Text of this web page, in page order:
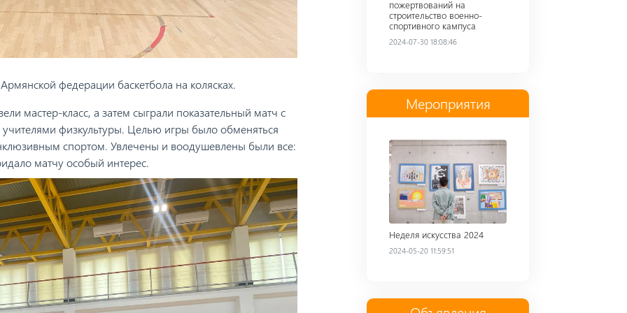
федерации баскетбола на колясках.
мастер-класс, а затем сыграли показательный матч с
физкультуры. Целью игры было обменяться
спортом. Увлечены и воодушевлены были все:
матчу особый интерес.
пожертвований на
строительство военно-
спортивного кампуса
2024-07-30 18:08:46
Мероприятия
Read more
Неделя искусства 2024
2024-05-20 11:59:51